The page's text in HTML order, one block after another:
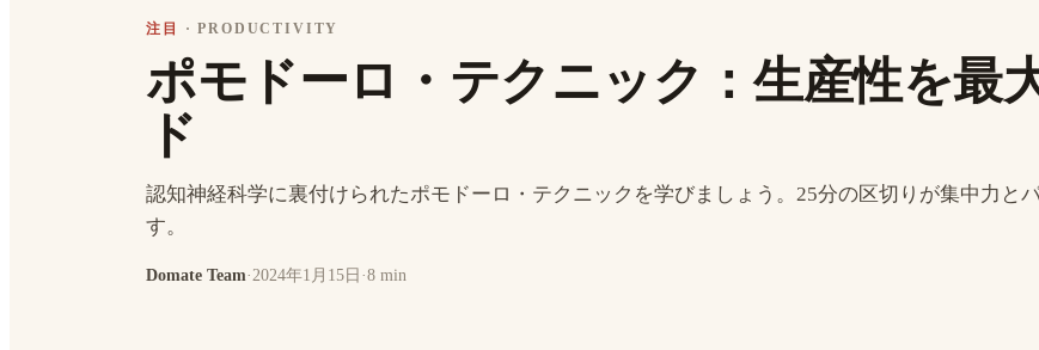
注目 ·PRODUCTIVITY
ポモドーロ・テクニック：生産性を最
ド
認知神経科学に裏付けられたポモドーロ・テクニックを学びましょう。25分の区切りが集中力と
す。
Domate Team· 2024年1月15日 ·8 min